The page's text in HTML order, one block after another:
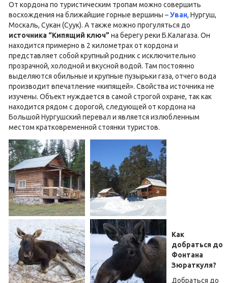
От кордона по туристическим тропам можно совершить
восхождения на ближайшие горные вершины –Уван, Нургуш,
Москаль, Сукан (Суук). А также можно прогуляться до
источника “Кипящий ключ” на берегу реки Б.Калагаза. Он
находится примерно в 2 километрах от кордона и
представляет собой крупный родник с исключительно
прозрачной, холодной и вкусной водой. Там постоянно
выделяются обильные и крупные пузырьки газа, отчего вода
производит впечатление «кипящей». Свойства источника не
изучены. Объект нуждается в самой строгой охране, так как
находится рядом с дорогой, следующей от кордона на
Большой Нургушский перевал и является излюбленным
местом кратковременной стоянки туристов.
Как
добраться до
Фонтана
Зюраткуля?
Добраться до